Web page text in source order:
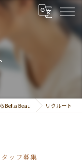
Bella Beau リクルート
ッフ募集